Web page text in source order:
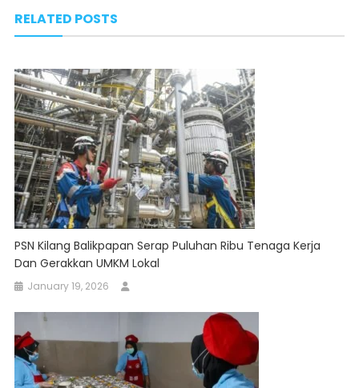
RELATED POSTS
PSN Kilang Balikpapan Serap Puluhan Ribu Tenaga Kerja
Dan Gerakkan UMKM Lokal
January 19, 2026